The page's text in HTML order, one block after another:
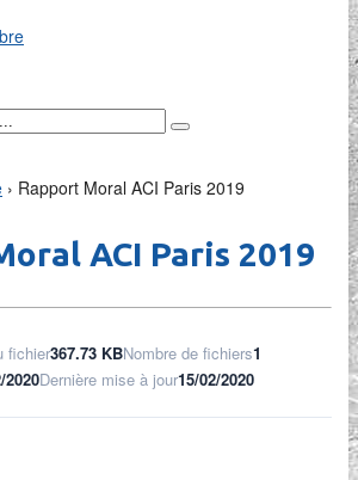
› Rapport Moral ACI Paris 2019
ACI Paris 2019
fichier367.73 KBNombre de fichiers1
2020Dernière mise à jour15/02/2020